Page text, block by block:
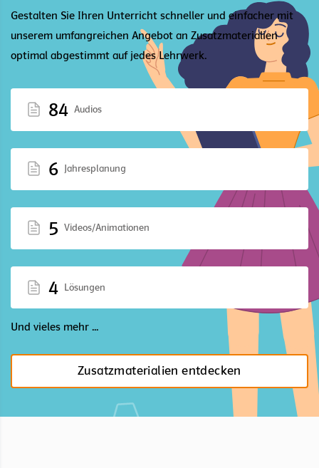
Gestalten Sie Ihren Unterricht schneller und einfacher mit
unserem umfangreichen Angebot an Zusatzmaterialien
optimal abgestimmt auf jedes Lehrwerk.
84 Audios
6 Jahresplanung
5 Videos/Animationen
4 Lösungen
Und vieles mehr ...
Zusatzmaterialien entdecken